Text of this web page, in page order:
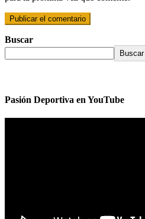
Buscar
Buscar
Pasión Deportiva en YouTube